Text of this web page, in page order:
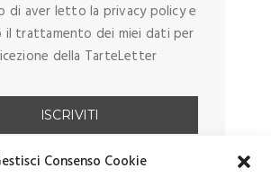
Consenso Cookie
di aver letto la privacy policy e
il trattamento dei miei dati per
della TarteLetter